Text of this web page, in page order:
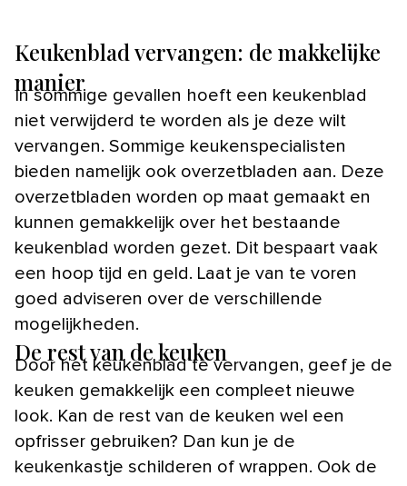
Keukenblad vervangen: de makkelijke
manier
In sommige gevallen hoeft een keukenblad
niet verwijderd te worden als je deze wilt
vervangen. Sommige keukenspecialisten
bieden namelijk ook overzetbladen aan. Deze
overzetbladen worden op maat gemaakt en
kunnen gemakkelijk over het bestaande
keukenblad worden gezet. Dit bespaart vaak
een hoop tijd en geld. Laat je van te voren
goed adviseren over de verschillende
mogelijkheden.
De rest van de keuken
Door het keukenblad te vervangen, geef je de
keuken gemakkelijk een compleet nieuwe
look. Kan de rest van de keuken wel een
opfrisser gebruiken? Dan kun je de
keukenkastje schilderen of wrappen. Ook de